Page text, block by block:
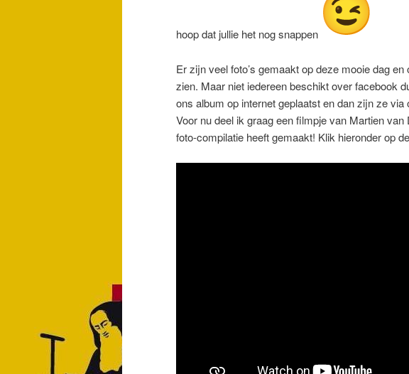
hoop dat jullie het nog snappen
Er zijn veel foto’s gemaakt op deze mooie dag
zien. Maar niet iedereen beschikt over facebook
ons album op internet geplaatst en dan zijn ze
Voor nu deel ik graag een filmpje van Martien
foto-compilatie heeft gemaakt! Klik hieronder op